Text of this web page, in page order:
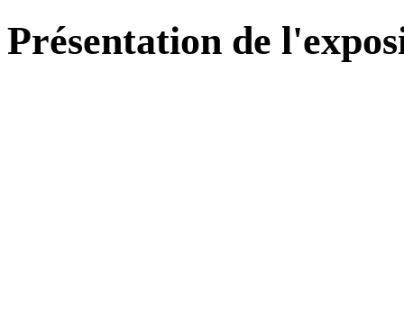
Présentation de